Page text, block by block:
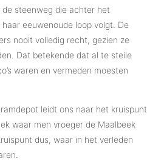
steenweg die achter het
eeuwenoude loop volgt. De
nooit volledig recht, gezien ze
Dat betekende dat al te steile
waren en vermeden moesten
leidt ons naar het kruispunt
waar men vroeger de Maalbeek
dus, waar in het verleden